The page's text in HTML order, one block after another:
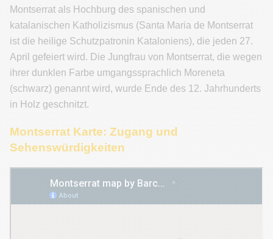
Montserrat als Hochburg des spanischen und
katalanischen Katholizismus (Santa Maria de Montserrat
ist die heilige Schutzpatronin Kataloniens), die jeden 27.
April gefeiert wird. Die Jungfrau von Montserrat, die wegen
ihrer dunklen Farbe umgangssprachlich Moreneta
(schwarz) genannt wird, wurde Ende des 12. Jahrhunderts
in Holz geschnitzt.
Montserrat Karte: Zugang und
Sehenswürdigkeiten